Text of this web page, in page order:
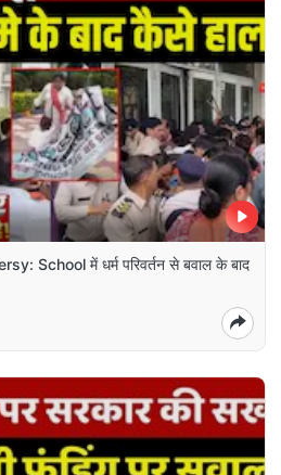
School में धर्म परिवर्तन से बवाल के बाद